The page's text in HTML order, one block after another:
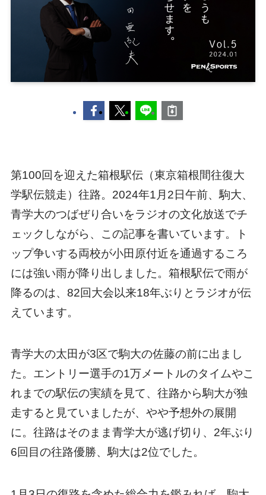
第100回を迎えた箱根駅伝（東京箱根間往復大
学駅伝競走）往路。2024年1月2日午前、駒大、
青学大のつばぜり合いをラジオの文化放送でチ
ェックしながら、この記事を書いています。ト
ップ争いする両校が小田原付近を通過するころ
には強い雨が降り出しました。箱根駅伝で雨が
降るのは、82回大会以来18年ぶりとラジオが伝
えています。
青学大の太田が3区で駒大の佐藤の前に出まし
た。エントリー選手の1万メートルのタイムやこ
れまでの駅伝の実績を見て、往路から駒大が独
走すると見ていましたが、やや予想外の展開
に。往路はそのまま青学大が逃げ切り、2年ぶり
6回目の往路優勝、駒大は2位でした。